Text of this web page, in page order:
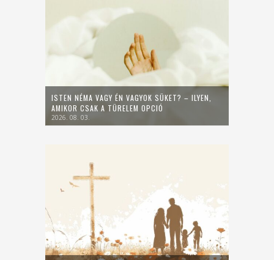
ISTEN NÉMA VAGY ÉN VAGYOK SÜKET? – ILYEN,
AMIKOR CSAK A TÜRELEM OPCIÓ
2026. 08. 03.